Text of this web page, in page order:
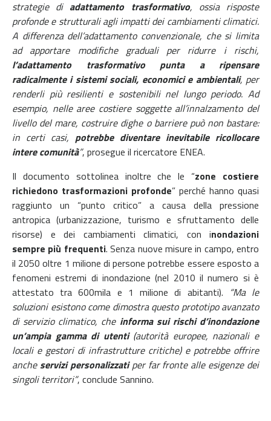
strategie di adattamento trasformativo, ossia risposte
profonde e strutturali agli impatti dei cambiamenti climatici.
A differenza dell’adattamento convenzionale, che si limita
ad apportare modifiche graduali per ridurre i rischi,
l’adattamento trasformativo punta a ripensare
radicalmente i sistemi sociali, economici e ambientali, per
renderli più resilienti e sostenibili nel lungo periodo. Ad
esempio, nelle aree costiere soggette all’innalzamento del
livello del mare, costruire dighe o barriere può non bastare:
in certi casi, potrebbe diventare inevitabile ricollocare
intere comunità”, prosegue il ricercatore ENEA.
Il documento sottolinea inoltre che le “zone costiere
richiedono trasformazioni profonde” perché hanno quasi
raggiunto un “punto critico” a causa della pressione
antropica (urbanizzazione, turismo e sfruttamento delle
risorse) e dei cambiamenti climatici, con inondazioni
sempre più frequenti. Senza nuove misure in campo, entro
il 2050 oltre 1 milione di persone potrebbe essere esposto a
fenomeni estremi di inondazione (nel 2010 il numero si è
attestato tra 600mila e 1 milione di abitanti). “Ma le
soluzioni esistono come dimostra questo prototipo avanzato
di servizio climatico, che informa sui rischi d’inondazione
un’ampia gamma di utenti(autorità europee, nazionali e
locali e gestori di infrastrutture critiche) e potrebbe offrire
ancheservizi personalizzatiper far fronte alle esigenze dei
singoli territori”, conclude Sannino.